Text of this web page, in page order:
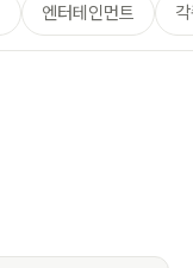
엔터테인먼트